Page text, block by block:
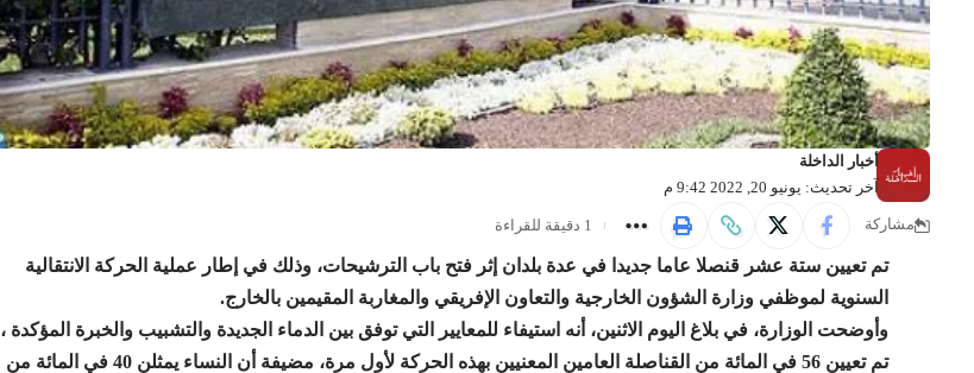
آخر تحديث: يونيو 20, 2022 9:42 م
أخبار الداخلة
مشاركة 1 دقيقة للقراءة
تم تعيين ستة عشر قنصلا عاما جديدا في عدة بلدان إثر فتح باب الترشيحات، وذلك في إطار عملية الحركة الانتقالية
السنوية لموظفي وزارة الشؤون الخارجية والتعاون الإفريقي والمغاربة المقيمين بالخارج.
وأوضحت الوزارة، في بلاغ اليوم الاثنين، أنه استيفاء للمعايير التي توفق بين الدماء الجديدة والتشبيب والخبرة المؤكدة ،
تم تعيين 56 في المائة من القناصلة العامين المعنيين بهذه الحركة لأول مرة، مضيفة أن النساء يمثلن 40 في المائة من